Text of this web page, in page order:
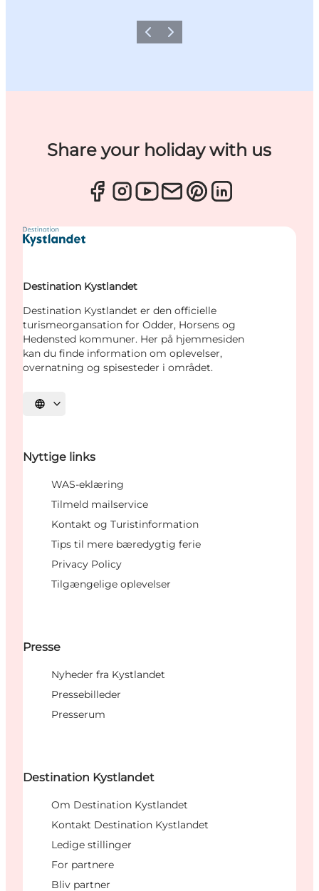
ForrigeNæste
Share your holiday with us
Destination Kystlandet
Destination Kystlandet er den officielle
turismeorgansation for Odder, Horsens og
Hedensted kommuner. Her på hjemmesiden
kan du finde information om oplevelser,
overnatning og spisesteder i området.
Vælg sprog
Nyttige links
WAS-eklæring
Tilmeld mailservice
Kontakt og Turistinformation
Tips til mere bæredygtig ferie
Privacy Policy
Tilgængelige oplevelser
Presse
Nyheder fra Kystlandet
Pressebilleder
Presserum
Destination Kystlandet
Om Destination Kystlandet
Kontakt Destination Kystlandet
Ledige stillinger
For partnere
Bliv partner